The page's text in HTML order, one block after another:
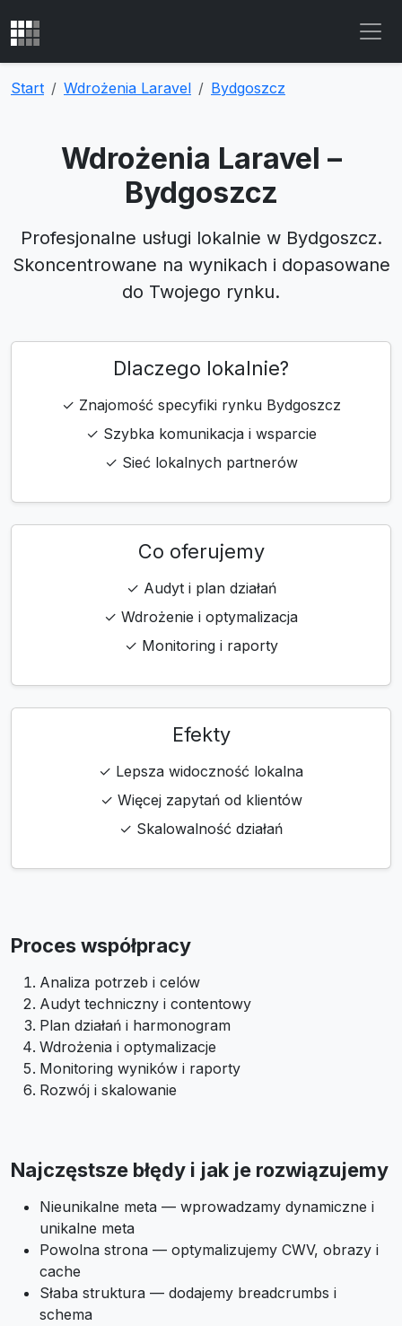
Start Wdrożenia Laravel Bydgoszcz
Wdrożenia Laravel –
Bydgoszcz
Profesjonalne usługi lokalnie w Bydgoszcz.
Skoncentrowane na wynikach i dopasowane
do Twojego rynku.
Dlaczego lokalnie?
✓ Znajomość specyfiki rynku Bydgoszcz
✓ Szybka komunikacja i wsparcie
✓ Sieć lokalnych partnerów
Co oferujemy
✓ Audyt i plan działań
✓ Wdrożenie i optymalizacja
✓ Monitoring i raporty
Efekty
✓ Lepsza widoczność lokalna
✓ Więcej zapytań od klientów
✓ Skalowalność działań
Proces współpracy
Analiza potrzeb i celów
Audyt techniczny i contentowy
Plan działań i harmonogram
Wdrożenia i optymalizacje
Monitoring wyników i raporty
Rozwój i skalowanie
Najczęstsze błędy i jak je rozwiązujemy
Nieunikalne meta — wprowadzamy dynamiczne i
unikalne meta
Powolna strona — optymalizujemy CWV, obrazy i
cache
Słaba struktura — dodajemy breadcrumbs i
schema